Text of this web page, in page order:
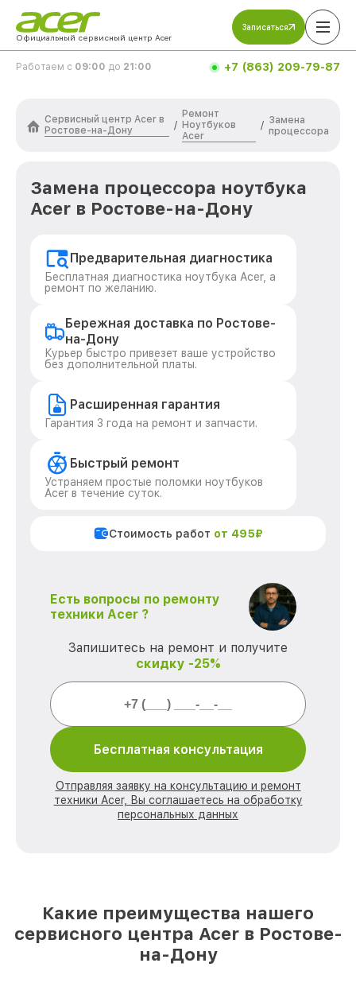
Официальный сервисный центр Acer
Записаться
Работаем с 09:00 до 21:00 +7 (863) 209-79-87
Сервисный центр Acer в
Ростове-на-Дону
/
Ремонт
Ноутбуков
Acer
/ Замена
процессора
Замена процессора ноутбука
Acer в Ростове-на-Дону
Предварительная диагностика
Бесплатная диагностика ноутбука Acer, а
ремонт по желанию.
Бережная доставка по Ростове-
на-Дону
Курьер быстро привезет ваше устройство
без дополнительной платы.
Расширенная гарантия
Гарантия 3 года на ремонт и запчасти.
Быстрый ремонт
Устраняем простые поломки ноутбуков
Acer в течение суток.
Стоимость работ от 495₽
Есть вопросы по ремонту
техники Acer ?
Запишитесь на ремонт и получите
скидку -25%
Бесплатная консультация
Отправляя заявку на консультацию и ремонт
техники Acer, Вы соглашаетесь на обработку
персональных данных
Какие преимущества нашего
сервисного центра Acer в Ростове-
на-Дону